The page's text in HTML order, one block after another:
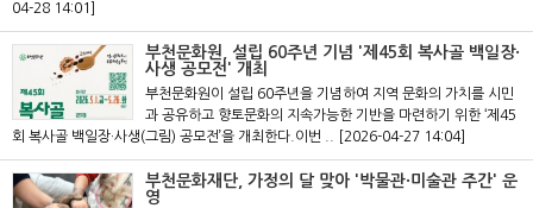
04-28 14:01]
부천문화원, 설립 60주년 기념 '제45회 복사골 백일장·
사생 공모전' 개최
부천문화원이 설립 60주년을 기념하여 지역 문화의 가치를 시민
과 공유하고 향토문화의 지속가능한 기반을 마련하기 위한 ‘제45
회 복사골 백일장·사생(그림) 공모전’을 개최한다.이번 ..
[2026-04-27 14:04]
부천문화재단, 가정의 달 맞아 '박물관·미술관 주간' 운
영